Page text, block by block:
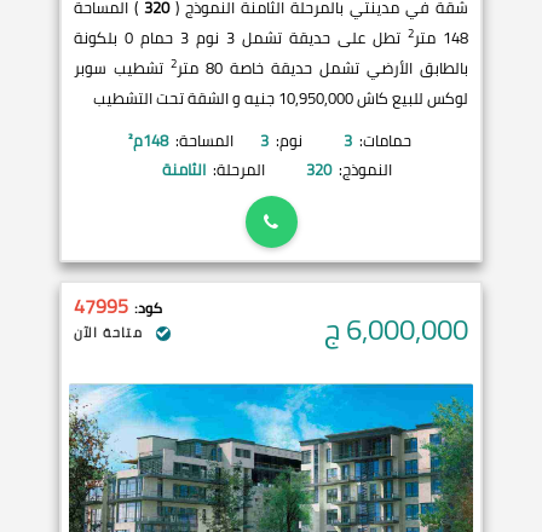
شقة في مدينتي بالمرحلة الثامنة النموذج (320 ) المساحة
148 متر
2
تطل على حديقة تشمل 3 نوم 3 حمام 0 بلكونة
بالطابق الأرضي تشمل حديقة خاصة 80 متر
2 تشطيب سوبر
لوكس للبيع كاش 10,950,000 جنيه و الشقة تحت التشطيب
حمامات: 3 نوم: 3 المساحة: 148م²
النموذج: 320 المرحلة: الثامنة
6,000,000ج كود: 47995
متاحة الآن